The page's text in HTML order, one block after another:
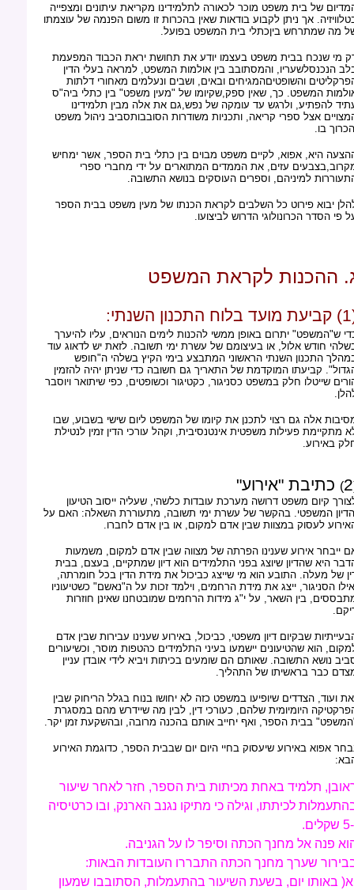
של בית משפט מוכר לכאורה לתלמידינו מקריאת עיתונים ומצפייה
אך ניתן לקבוע בודאות שאין בהכרות זו משום הפנמה של עוצמתו
מה שמתרחש ביןכתלי בית המשפט בפועל.
מי שנכח בבית משפט בעצמו יודע את תחושת יראת הכבוד המפעמת
הנכנסלשעריו, והמסתובב בין אולמות המשפט, למראה בעלי הדין
והשופטיםהמגיחים ובאים, ושבים ונעלמים מאחורי דלתות
המשפט. כך, שאין ספק,שקיומו של "מעין משפט" בין כתלי ביה"ס
להפתיע, ולרגש עד עומקה של נפש,גם את אלה מבין תלמידינו
אצל ספרי קריאה, ותכניות משודרות הסובבותסביב ניהול משפט
בו.
היא, אפוא, לקיים משפט מבוים בין כתלי בית הספר, אשר ימחיש
עזים, את הממדים המתוארים על ידי מחברי ספרי
למיניהם, וספרים העוסקים בנושא התשובה.
יבוא פירוט כל השלבים לקראת הכנתו של מעין משפט בבית הספר
פי הסדר הכרונולוגי הדרוש לביצועו.
ההכנות לקראת המשפט
השנתי:
ש"המשפט" יתרום באופן ממשי להכנות לימים הנוראים, עליו להיערך
חודש אלול, או בעיצומם של עשרת ימי תשובה. לזאת יש לדאוג עוד
התכנון השנתי הראשוני המתבצע בימי הקיץ בשלהי ה"חופש
קביעתו המוקדמת של התאריך גם חשובה כדי שניתן יהיה להזמין
שייטלו חלק במשפט כסניגור, כקטיגור וכשופטים, כפי שיתואר ויוסבר
אלה גם רצוי לתכנן את קיומו של המשפט ליום שישי בשבוע, שבו
מתקיימת פעילות משפטית אינטנסיבית, וקהל עורכי הדין זמין לנטילת
באירוע.
2
) כתיבת "אירוע"
קיום משפט דרושה מערכת עובדות כלשהי, שעליה ייסוב הטיעון
המשפטי. בהקשר של עשרת ימי תשובה, מתעוררת השאלה: האם על
לעסוק במצוות שבין אדם למקום, או בין אדם לחברו.
ייבחר אירוע שענינו הפרתה של מצווה שבין אדם למקום, משמעות
היא שהדיון שיוצג בפני התלמידים הוא דיון שמתקיים, בעצם, בבית
של מעלה. התובע הוא מי שייצג כביכול את מידת הדין בכל חומרתה,
הסניגור, ייצג את מידת הרחמים, וילמד זכות על ה"נאשם" כשטיעוניו
בין השאר, על י"ג מידות הרחמים שמובטחנו שאינן חוזרות
שבקיום דיון משפטי, כביכול, באירוע שענינו עבירות שבין אדם
הוא שהטיעונים יישמעו בעיני התלמידים כהטפות מוסר, וכשיעורים
נושא התשובה. שאותם הם שומעים בכיתות ויביא לידי אובדן עניין
כבר בראשיתו של התהליך.
ועוד, הצדדים שיופיעו במשפט כזה לא יחושו בנוח בגלל הריחוק שבין
היומיומית שלהם, כעורכי דין, לבין מה שיידרש מהם במסגרת
בבית הספר, ואף יחייב אותם בהכנה מרובה, ובהשקעת זמן יקר.
אפוא באירוע שיעסוק בחיי היום יום שבבית הספר, כדוגמת האירוע
תלמיד באחת מכיתות בית הספר, חזר לאחר שיעור
לכיתתו, וגילה כי מתיקו נגנב הארנק, ובו כרטיסיה
פנה אל מחנך הכתה וסיפר לו על הגניבה.
שערך מחנך הכתה התבררו העובדות הבאות:
באותו יום, בשעת השיעור בהתעמלות, הסתובבו שמעון